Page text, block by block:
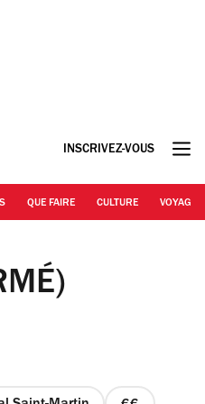
INSCRIVEZ-VOUS
QUE FAIRE CULTURE VOYAGE